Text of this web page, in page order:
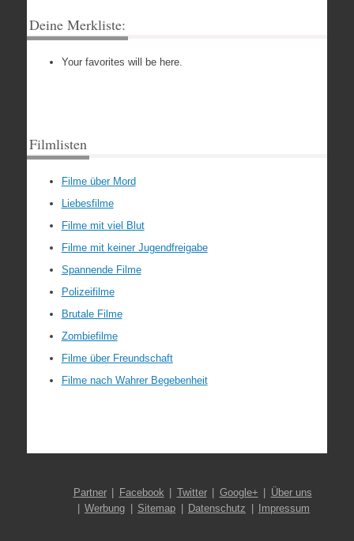
Deine Merkliste:
Your favorites will be here.
Filmlisten
Filme über Mord
Liebesfilme
Filme mit viel Blut
Filme mit keiner Jugendfreigabe
Spannende Filme
Polizeifilme
Brutale Filme
Zombiefilme
Filme über Freundschaft
Filme nach Wahrer Begebenheit
Partner Facebook Twitter Google+
Über uns
Werbung
Sitemap Datenschutz Impressum